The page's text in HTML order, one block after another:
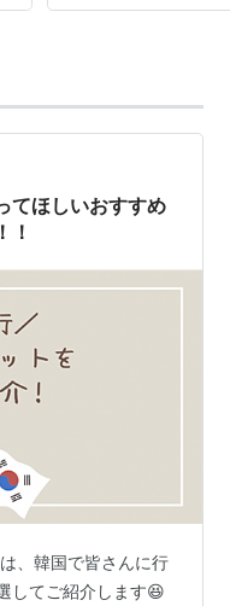
てほしいおすすめ
！
、韓国で皆さんに行
してご紹介します😆